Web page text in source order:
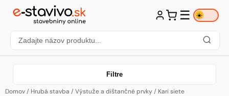
☰ ☀️
Filtre
Domov/ Hrubá stavba / Výstuže a dištančné prvky/ Kari siete